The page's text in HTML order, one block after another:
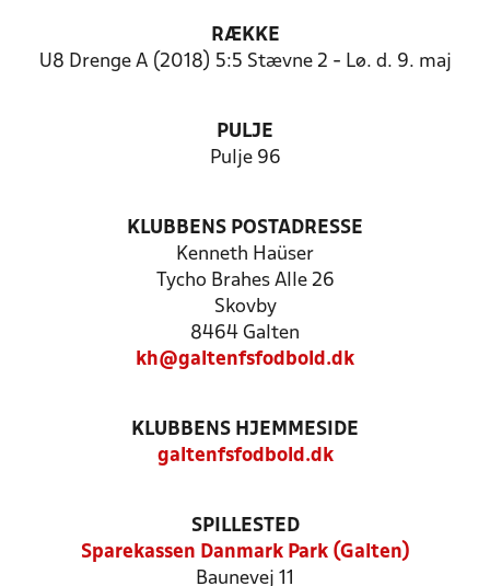
RÆKKE
U8 Drenge A (2018) 5:5 Stævne 2 - Lø. d. 9. maj
PULJE
Pulje 96
KLUBBENS POSTADRESSE
Kenneth Haüser
Tycho Brahes Alle 26
Skovby
8464 Galten
kh@galtenfsfodbold.dk
KLUBBENS HJEMMESIDE
galtenfsfodbold.dk
SPILLESTED
Sparekassen Danmark Park (Galten)
Baunevej 11